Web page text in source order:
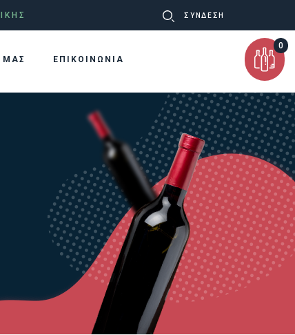
ΣΥΝΔΕΣΗ
ΜΑΣ ΕΠΙΚΟΙΝΩΝΙΑ
0